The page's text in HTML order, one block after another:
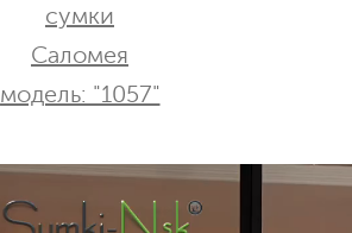
сумки
Саломея
модель: "1057"